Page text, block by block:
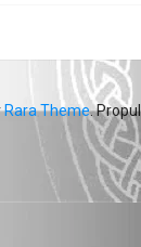
Rara Theme.